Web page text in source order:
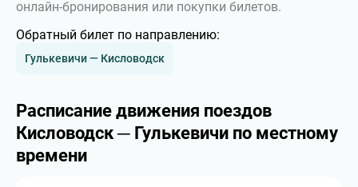
онлайн-бронирования или покупки билетов.
Обратный билет по направлению:
Гулькевичи — Кисловодск
Расписание движения поездов
Кисловодск ─ Гулькевичи по местному
времени